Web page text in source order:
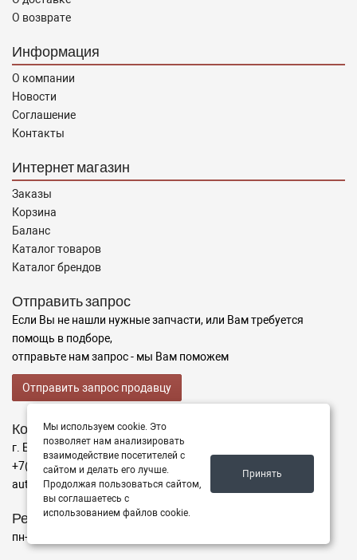
О возврате
Информация
О компании
Новости
Соглашение
Контакты
Интернет магазин
Заказы
Корзина
Баланс
Каталог товаров
Каталог брендов
Отправить запрос
Если Вы не нашли нужные запчасти, или Вам требуется
помощь в подборе,
отправьте нам запрос - мы Вам поможем
Отправить запрос продавцу
Контакты
г. Благовещенск ул. Кольцевая 39
+7(914)392-11-11
auto-alliance@internet.ru
Режим работы
пн-пт с 8:30 до 17:30, сб 9:00 до 15:00, вс - выходной
Мы используем cookie. Это
позволяет нам анализировать
взаимодействие посетителей с
сайтом и делать его лучше.
Продолжая пользоваться сайтом,
вы соглашаетесь с
использованием файлов cookie.
Принять